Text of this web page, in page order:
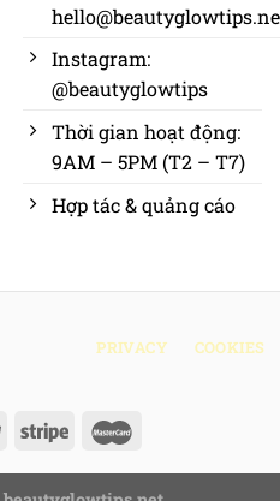
Instagram:
@beautyglowtips
Thời gian hoạt động:
9AM – 5PM (T2 – T7)
Hợp tác & quảng cáo
PRIVACY COOKIES